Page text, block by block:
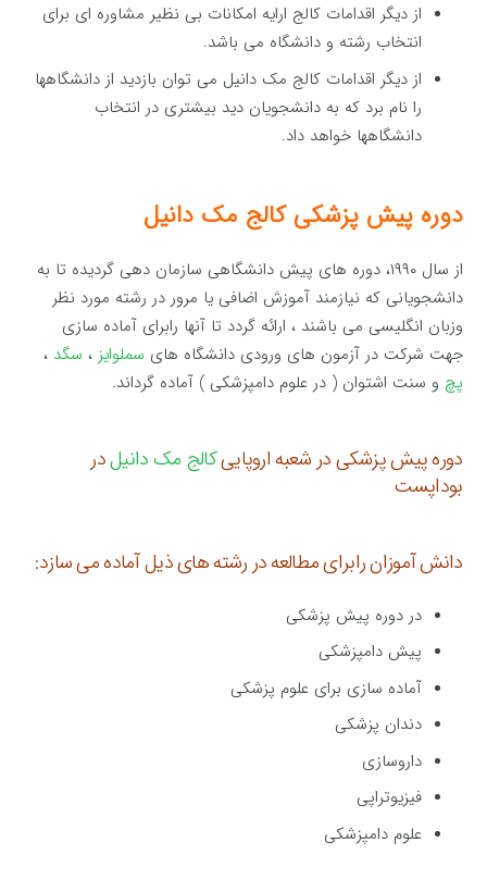
از دیگر اقدامات کالج ارایه امکانات بی نظیر مشاوره ای برای
انتخاب رشته و دانشگاه می باشد.
از دیگر اقدامات کالج مک دانیل می توان بازدید از دانشگاهها
را نام برد که به دانشجویان دید بیشتری در انتخاب
دانشگاهها خواهد داد.
دوره پیش پزشکی کالج مک دانیل
از سال ۱۹۹۰، دوره های پیش دانشگاهی سازمان دهی گردیده تا به
دانشجویانی که نیازمند آموزش اضافی یا مرور در رشته مورد نظر
وزبان انگلیسی می باشند ، ارائه گردد تا آنها رابرای آماده سازی
جهت شرکت در آزمون های ورودی دانشگاه های سملوایز ، سگد ،
پچ و سنت اشتوان ( در علوم دامپزشکی ) آماده گرداند.
دوره پیش پزشکی در شعبه اروپاییکالج مک دانیلدر
بوداپست
دانش آموزان رابرای مطالعه در رشته های ذیل آماده می سازد:
در دوره پیش پزشکی
پیش دامپزشکی
آماده سازی برای علوم پزشکی
دندان پزشکی
داروسازی
فیزیوتراپی
علوم دامپزشکی